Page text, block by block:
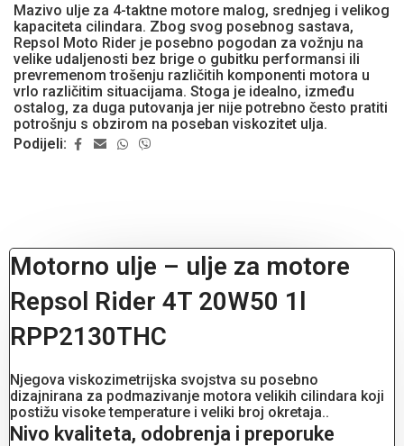
Mazivo ulje za 4-taktne motore malog, srednjeg i velikog
kapaciteta cilindara. Zbog svog posebnog sastava,
Repsol Moto Rider je posebno pogodan za vožnju na
velike udaljenosti bez brige o gubitku performansi ili
prevremenom trošenju različitih komponenti motora u
vrlo različitim situacijama. Stoga je idealno, između
ostalog, za duga putovanja jer nije potrebno često pratiti
potrošnju s obzirom na poseban viskozitet ulja.
Podijeli:
Motorno ulje – ulje za motore
Repsol Rider 4T 20W50 1l
RPP2130THC
Njegova viskozimetrijska svojstva su posebno
dizajnirana za podmazivanje motora velikih cilindara koji
postižu visoke temperature i veliki broj okretaja..
Nivo kvaliteta, odobrenja i preporuke